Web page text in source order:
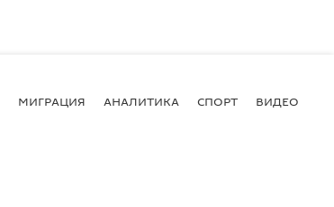
МИГРАЦИЯ АНАЛИТИКА СПОРТ ВИДЕО